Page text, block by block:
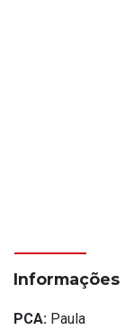
Informações
PCA: Paula